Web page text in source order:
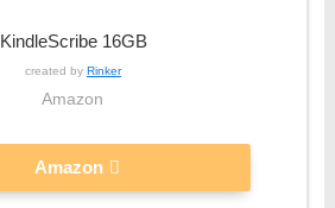
KindleScribe 16GB
created by Rinker
Amazon
Amazon